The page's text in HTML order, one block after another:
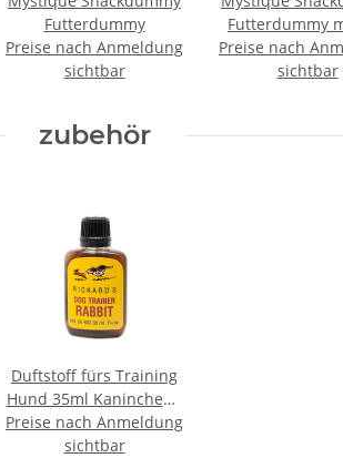
Futterdummy
Preise nach Anmeldung
sichtbar
Futterdummy
Preise nach
sichtbar
zubehör
Duftstoff fürs Training
Hund 35ml Kaninchen -
Rabbit
Preise nach Anmeldung
sichtbar